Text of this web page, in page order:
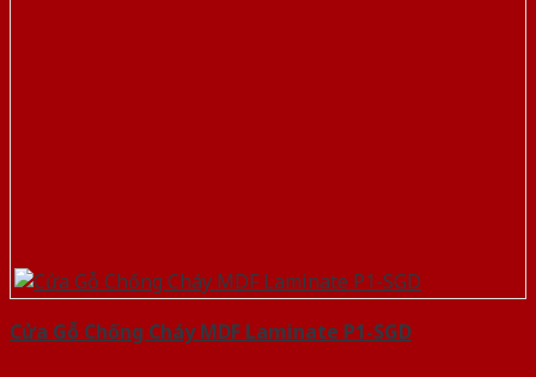
Cửa Gỗ Chống Cháy MDF Laminate P1-SGD